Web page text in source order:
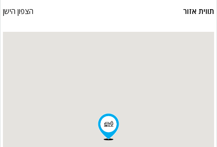
תווית אזור
הצפון הישן